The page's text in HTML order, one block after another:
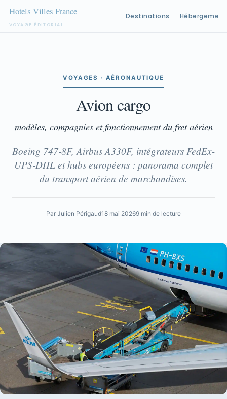
VOYAGE ÉDITORIAL
Destinations Hébergement
VOYAGES · AÉRONAUTIQUE
Avion cargo
modèles, compagnies et fonctionnement du fret aérien
Boeing 747-8F, Airbus A330F, intégrateurs FedEx-
UPS-DHL et hubs européens : panorama complet
du transport aérien de marchandises.
Par Julien Périgaud18 mai 20269 min de lecture